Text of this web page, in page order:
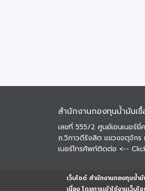
เว็บไซต์ สำนักงานกองทุนน้ำ
เนื่อง โดยการเข้าใช้งานเว็
สำนักงานกองทุนน้ำมันเ
เลขที่ 555/2 ศูนย์เอนเนอร์ยี่
ถ.วิภาวดีรังสิต แขวงจตุจัก
เบอร์โทรศัพท์ติดต่อ <--